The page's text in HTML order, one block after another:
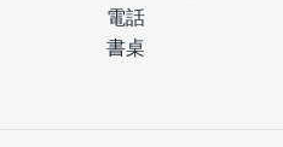
電話
書桌